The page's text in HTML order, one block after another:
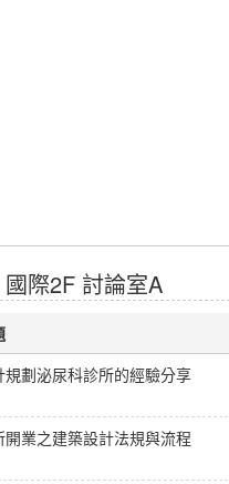
際2F 討論室A
規劃泌尿科診所的經驗分享
開業之建築設計法規與流程